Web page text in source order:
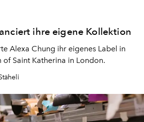
ihre eigene Kollektion
Alexa Chung ihr eigenes Label in
of Saint Katherina in London.